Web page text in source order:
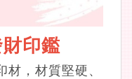
印鑑
，材質堅硬、